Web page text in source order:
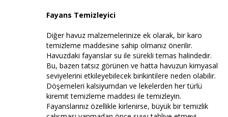
Fayans Temizleyici
Diğer havuz malzemelerinize ek olarak, bir karo
temizleme maddesine sahip olmanız önerilir.
Havuzdaki fayanslar su ile sürekli temas halindedir.
Bu, bazen tatsız görünen ve hatta havuzun kimyasal
seviyelerini etkileyebilecek birikintilere neden olabilir.
Döşemeleri kalsiyumdan ve lekelerden her türlü
kiremit temizleme maddesi ile temizleyin.
Fayanslarınız özellikle kirlenirse, büyük bir temizlik